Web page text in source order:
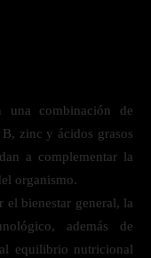
una combinación de
zinc y ácidos grasos
a complementar la
organismo.
el bienestar general, la
además de
equilibrio nutricional